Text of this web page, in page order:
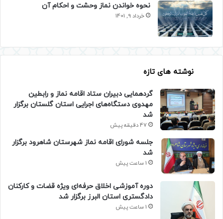
نحوه خواندن نماز وحشت و احکام آن
خرداد 9, 1401
نوشته های تازه
گردهمایی دبیران ستاد اقامه نماز و رابطین
مهدوی دستگاه‌های اجرایی استان گلستان برگزار
شد
47 دقیقه پیش
جلسه شورای اقامه نماز شهرستان شاهرود برگزار
شد
1 ساعت پیش
دوره آموزشی اخلاق حرفه‌ای ویژه قضات و کارکنان
دادگستری استان البرز برگزار شد
1 ساعت پیش